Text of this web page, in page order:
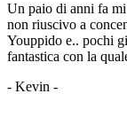
Un paio di anni fa
non riuscivo a
Youppido e.. pochi
fantastica con la
- Kevin -